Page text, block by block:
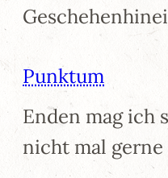
Punktum
Enden mag ich
nicht mal